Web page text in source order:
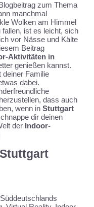
zum Thema
manchmal
Wolken am Himmel
ist es leicht, sich
vor Nässe und Kälte
Beitrag
Aktivitäten in
genießen kannst.
deiner Familie
dabei.
dass auch
wenn in Stuttgart
dir deinen
der Indoor-